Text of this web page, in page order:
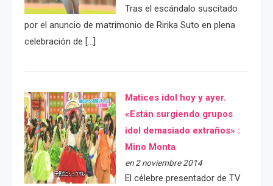
Tras el escándalo suscitado
por el anuncio de matrimonio de Ririka Suto en plena
celebración de […]
Matices idol hoy y ayer.
«Están surgiendo grupos
idol demasiado extraños» :
Mino Monta
en 2 noviembre 2014
El célebre presentador de TV